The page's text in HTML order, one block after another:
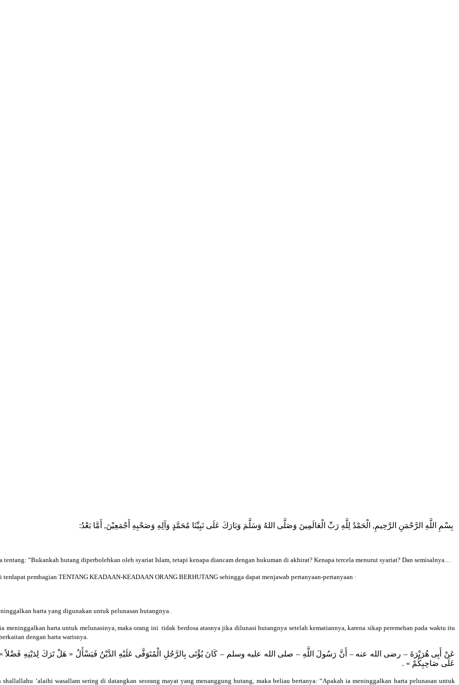
بِسْمِ اللَّهِ الرَّحْمَنِ الرَّحِيمِ, الْحَمْدُ لِلَّهِ رَبِّ الْعَالَمِينَ وَصَلَّى اللهُ وَسَلَّمَ وَبَارَكَ عَلَى نَبِيِّنَا مُحَمَّدٍ وَآلِهِ وَصَحْبِهِ أَجْمَعِيْنَ, أَمَّا بَعْدُ:
“Bukankah hutang diperbolehkan oleh syariat Islam, tetapi kenapa diancam dengan hukuman di akhirat? Kenapa tercela menurut syariat? Dan semisalnya…
pembagian TENTANG KEADAAN-KEADAAN ORANG BERHUTANG sehingga dapat menjawab pertanyaan-pertanyaan :
harta yang digunakan untuk pelunasan hutangnya.
meninggalkan harta untuk melunasinya, maka orang ini tidak berdosa atasnya jika dilunasi hutangnya setelah kematiannya, karena sikap peremehan pada waktu itu
dengan harta warisnya.
عَنْ أَبِى هُرَيْرَةَ – رضى الله عنه – أَنَّ رَسُولَ اللَّهِ – صلى الله عليه وسلم – كَانَ يُؤْتَى بِالرَّجُلِ الْمُتَوَفَّى عَلَيْهِ الدَّيْنُ فَيَسْأَلُ « هَلْ تَرَكَ لِدَيْنِهِ فَضْلاً
عَلَى صَاحِبِكُمْ » .
‘alaihi wasallam sering di datangkan seorang mayat yang menanggung hutang, maka beliau bertanya: “Apakah ia meninggalkan harta pelunasan untuk